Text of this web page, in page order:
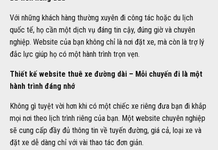
Với những khách hàng thường xuyên đi công tác hoặc du lịch
quốc tế, họ cần một dịch vụ đáng tin cậy, đúng giờ và chuyên
nghiệp. Website của bạn không chỉ là nơi đặt xe, mà còn là trợ lý
đắc lực giúp họ có một hành trình trọn vẹn.
Thiết kế website thuê xe đường dài – Mỗi chuyến đi là một
hành trình đáng nhớ
Không gì tuyệt vời hơn khi có một chiếc xe riêng đưa bạn đi khắp
mọi nơi theo lịch trình riêng của bạn. Một website chuyên nghiệp
sẽ cung cấp đầy đủ thông tin về tuyến đường, giá cả, loại xe và
đặt xe dễ dàng chỉ với vài thao tác đơn giản.